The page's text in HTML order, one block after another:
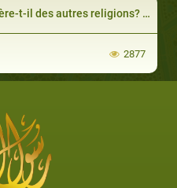
autres religions? (partie 2 de 2)
2877